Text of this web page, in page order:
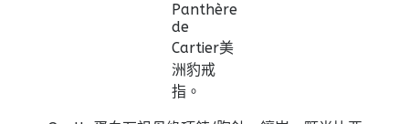
Panthère
de
Cartier美
洲豹戒
指。